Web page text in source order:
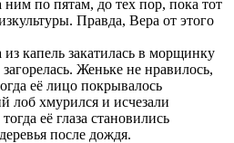
по пятам, до тех пор, пока тот
Правда, Вера от этого
капель закатилась в морщинку
Женьке не нравилось,
её лицо покрывалось
лоб хмурился и исчезали
её глаза становились
после дождя.